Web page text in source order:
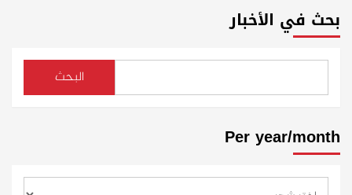
بحث في الأخبار
البحث
Per year/month